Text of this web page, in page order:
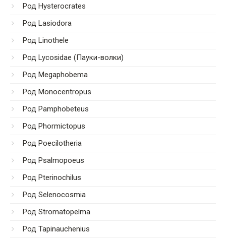
Род Hysterocrates
Род Lasiodora
Род Linothele
Род Lycosidae (Пауки-волки)
Род Megaphobema
Род Monocentropus
Род Pamphobeteus
Род Phormictopus
Род Poecilotheria
Род Psalmopoeus
Род Pterinochilus
Род Selenocosmia
Род Stromatopelma
Род Tapinauchenius